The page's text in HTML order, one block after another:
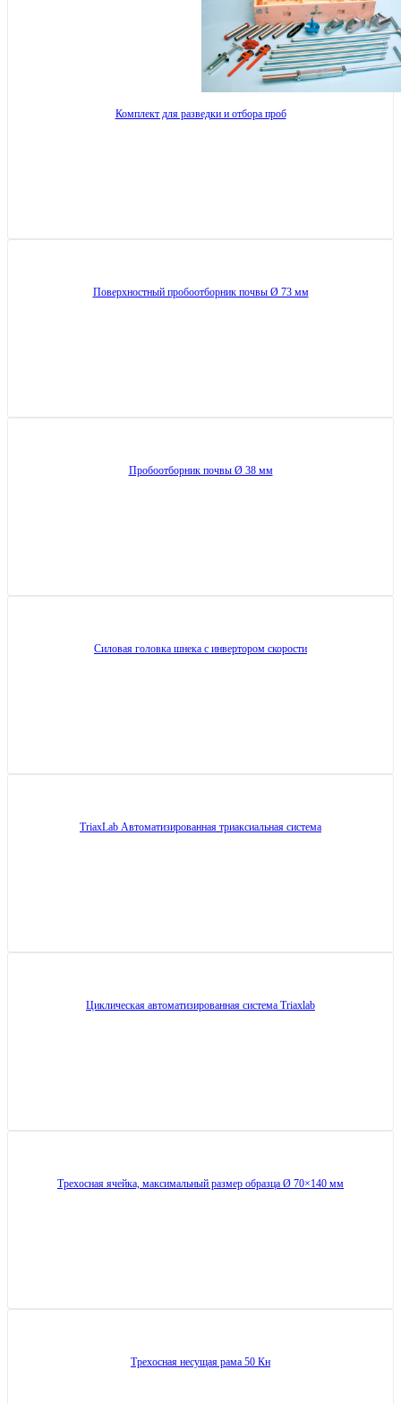
Комплект для разведки и отбора проб
Поверхностный пробоотборник почвы Ø 73 мм
Пробоотборник почвы Ø 38 мм
Силовая головка шнека с инвертором скорости
TriaxLab Автоматизированная триаксиальная система
Циклическая автоматизированная система Triaxlab
Трехосная ячейка, максимальный размер образца Ø 70×140 мм
Трехосная несущая рама 50 Кн